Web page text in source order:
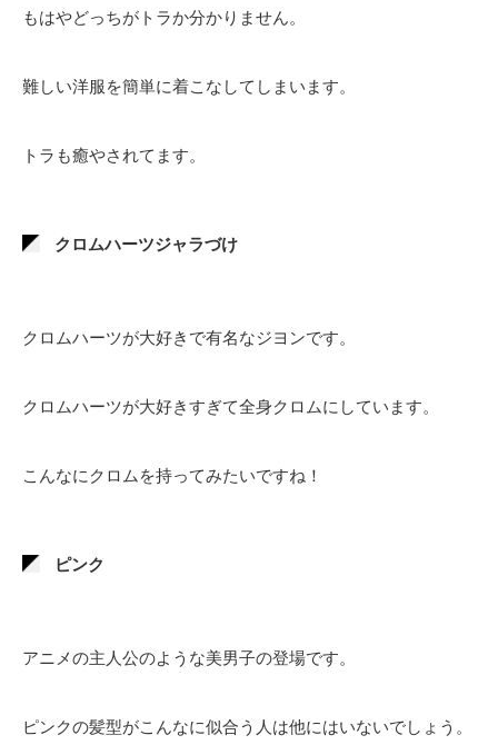
もはやどっちがトラか分かりません。
難しい洋服を簡単に着こなしてしまいます。
トラも癒やされてます。
クロムハーツジャラづけ
クロムハーツが大好きで有名なジヨンです。
クロムハーツが大好きすぎて全身クロムにしています。
こんなにクロムを持ってみたいですね！
ピンク
アニメの主人公のような美男子の登場です。
ピンクの髪型がこんなに似合う人は他にはいないでしょう。